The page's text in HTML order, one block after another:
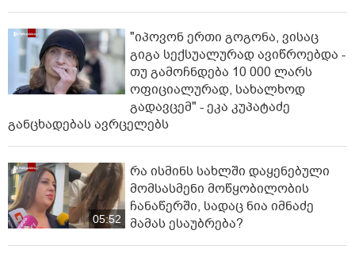
"იპოვონ ერთი გოგონა, ვისაც
გიგა სექსუალურად ავიწროებდა -
თუ გამოჩნდება 10 000 ლარს
ოფიციალურად, სახალხოდ
გადავცემ" - ეკა კუპატაძე
განცხადებას ავრცელებს
05:52
რა ისმინს სახლში დაყენებული
მომსასმენი მოწყობილობის
ჩანაწერში, სადაც ნია იმნაძე
მამას ესაუბრება?